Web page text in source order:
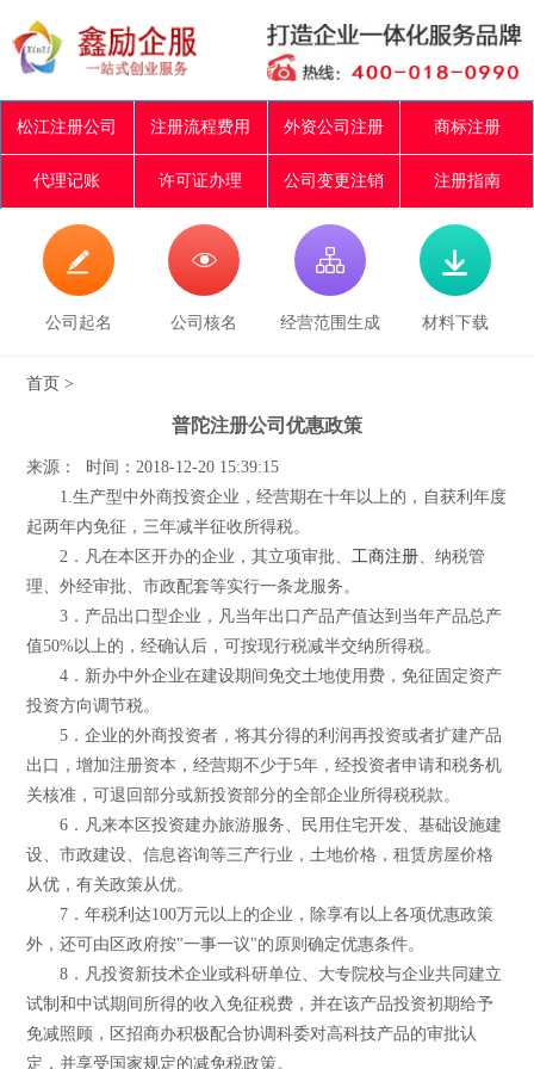
松江注册公司 注册流程费用 外资公司注册 商标注册
代理记账 许可证办理 公司变更注销 注册指南

公司起名

公司核名

经营范围生成

材料下载
首页 >
普陀注册公司优惠政策
来源： 时间：2018-12-20 15:39:15
1.生产型中外商投资企业，经营期在十年以上的，自获利年度
起两年内免征，三年减半征收所得税。
2．凡在本区开办的企业，其立项审批、 工商注册 、纳税管
理、外经审批、市政配套等实行一条龙服务。
3．产品出口型企业，凡当年出口产品产值达到当年产品总产
值50%以上的，经确认后，可按现行税减半交纳所得税。
4．新办中外企业在建设期间免交土地使用费，免征固定资产
投资方向调节税。
5．企业的外商投资者，将其分得的利润再投资或者扩建产品
出口，增加注册资本，经营期不少于5年，经投资者申请和税务机
关核准，可退回部分或新投资部分的全部企业所得税税款。
6．凡来本区投资建办旅游服务、民用住宅开发、基础设施建
设、市政建设、信息咨询等三产行业，土地价格，租赁房屋价格
从优，有关政策从优。
7．年税利达100万元以上的企业，除享有以上各项优惠政策
外，还可由区政府按"一事一议"的原则确定优惠条件。
8．凡投资新技术企业或科研单位、大专院校与企业共同建立
试制和中试期间所得的收入免征税费，并在该产品投资初期给予
免减照顾，区招商办积极配合协调科委对高科技产品的审批认
定，并享受国家规定的减免税政策。